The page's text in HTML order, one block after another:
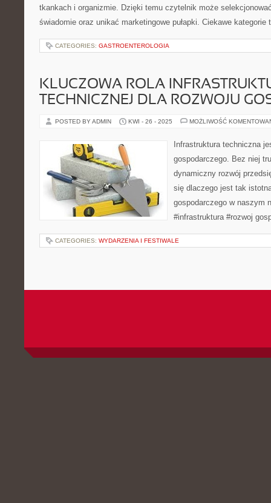
tkankach i organizmie. Dzięki temu czytelnik może
świadomie oraz unikać marketingowe pułapki. Ciekawe
CATEGORIES: GASTROENTEROLOGIA
KLUCZOWA ROLA
TECHNICZNEJ DLA ROZWOJU
POSTED BY ADMIN KWI - 26 - 2025 MOŻLIWOŚĆ
Infrastruktura techniczna
gospodarczego. Bez niej
dynamiczny rozwój
się dlaczego jest tak
gospodarczego w naszym
#infrastruktura #rozwoj
CATEGORIES: WYDARZENIA I FESTIWALE